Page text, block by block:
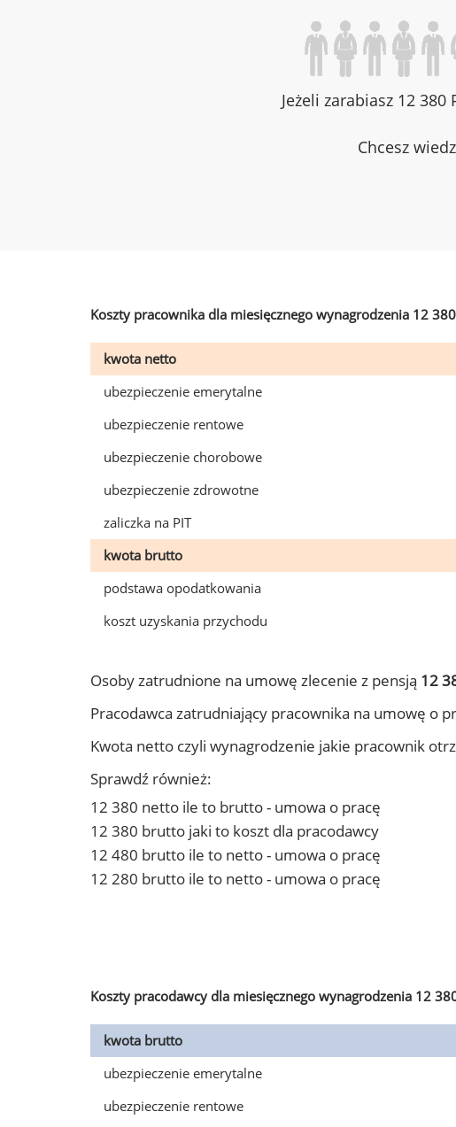
Jeżeli zarabiasz 12 380
Chcesz
Koszty pracownika dla miesięcznego wynagrodzenia 12
kwota netto
ubezpieczenie emerytalne
ubezpieczenie rentowe
ubezpieczenie chorobowe
ubezpieczenie zdrowotne
zaliczka na PIT
kwota brutto
podstawa opodatkowania
koszt uzyskania przychodu
Osoby zatrudnione na umowę zlecenie z pensją 12
Pracodawca zatrudniający pracownika na umowę o
Kwota netto czyli wynagrodzenie jakie pracownik
Sprawdź również:
12 380 netto ile to brutto - umowa o pracę
12 380 brutto jaki to koszt dla pracodawcy
12 480 brutto ile to netto - umowa o pracę
12 280 brutto ile to netto - umowa o pracę
Koszty pracodawcy dla miesięcznego wynagrodzenia 12
kwota brutto
ubezpieczenie emerytalne
ubezpieczenie rentowe